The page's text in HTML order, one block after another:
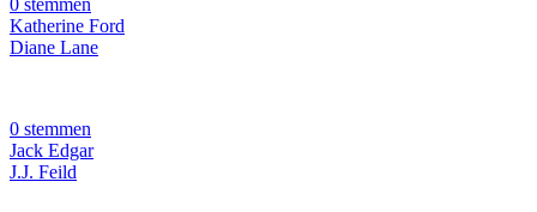
0 stemmen
Katherine Ford
Diane Lane
0 stemmen
Jack Edgar
J.J. Feild